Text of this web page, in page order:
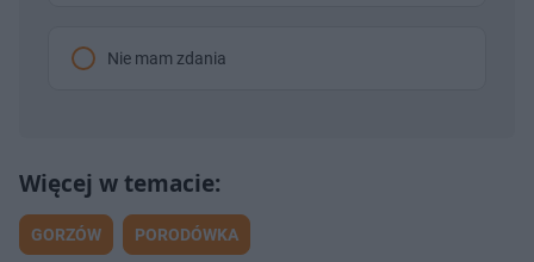
Nie mam zdania
GORZÓW PORODÓWKA